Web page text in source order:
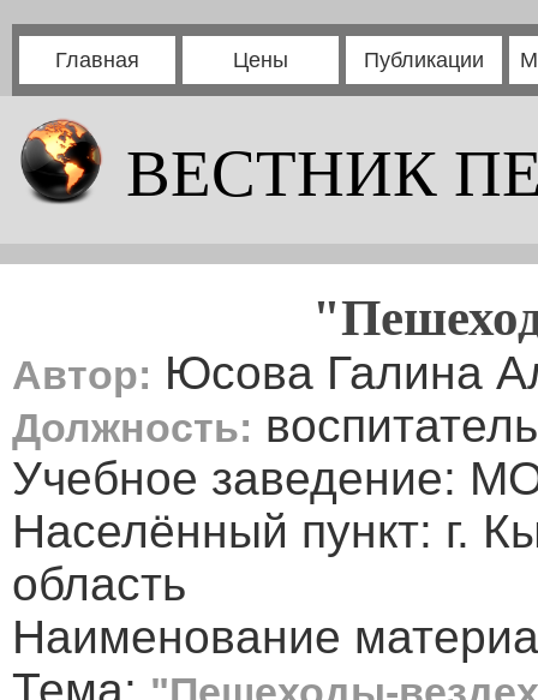
Главная Цены Публикации
ВЕСТНИК
Автор: Юсова Галина
Должность: воспитатель
Учебное заведение:
Населённый пункт: г.
область
Наименование